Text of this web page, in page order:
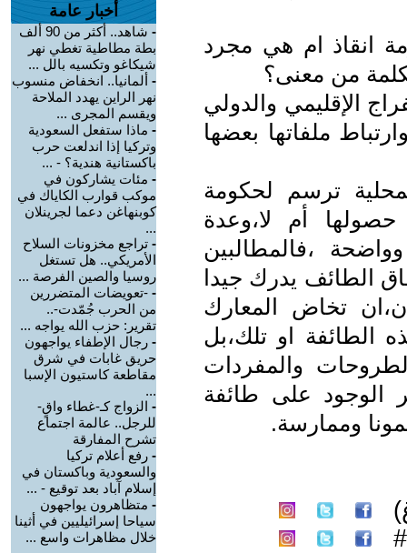
انقاذ ام هي مجرد
من معنى؟
الإقليمي والدولي
ملفاتها بعضها
ترسم لحكومة
أم لا،وعدة
،فالمطالبين
الطائف يدرك جيدا
تخاض المعارك
الطائفة او تلك،بل
والمفردات
الوجود على طائفة
وممارسة.
أخبار عامة
-
شاهد.. أكثر من 90 ألف
بطة مطاطية تغطي نهر
شيكاغو وتكسيه بالل ...
- ألمانيا.. انخفاض منسوب
نهر الراين يهدد الملاحة
ويقسم المجرى ...
- ماذا ستفعل السعودية
وتركيا إذا اندلعت حرب
باكستانية هندية؟ - ...
- مئات يشاركون في
موكب قوارب الكاياك في
كوبنهاغن دعما لجرينلان
...
- تراجع مخزونات السلاح
الأمريكي.. هل تستغل
روسيا والصين الفرصة ...
- -تعويضات المتضررين
من الحرب جُمّدت-..
تقرير: حزب الله يواجه ...
- رجال الإطفاء يواجهون
حريق غابات في شرق
مقاطعة كاستيون الإسبا
...
- الزواج كـ-غطاء واقٍ-
للرجل.. عالمة اجتماع
تشرح المفارقة
- رفع أعلام تركيا
والسعودية وباكستان في
إسلام آباد بعد توقيع - ...
- متظاهرون يواجهون
سياحا إسرائيليين في أثينا
خلال مظاهرات واسع ...